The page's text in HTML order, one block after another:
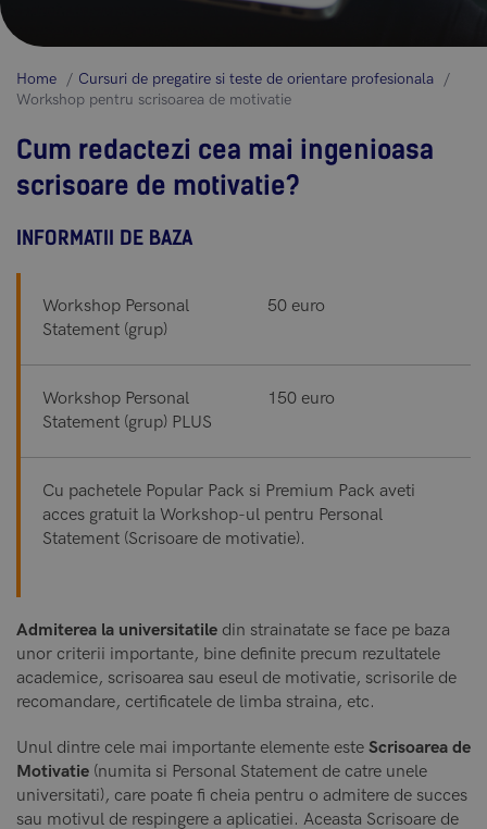
Home
Cursuri de pregatire si teste de orientare profesionala
Workshop pentru scrisoarea de motivatie
Cum redactezi cea mai ingenioasa
scrisoare de motivatie?
Admiterea la universitatile din strainatate se face pe baza
unor criterii importante, bine definite precum rezultatele
academice, scrisoarea sau eseul de motivatie, scrisorile de
recomandare, certificatele de limba straina, etc.
Unul dintre cele mai importante elemente este Scrisoarea de
Motivatie (numita si Personal Statement de catre unele
universitati), care poate fi cheia pentru o admitere de succes
sau motivul de respingere a aplicatiei. Aceasta Scrisoare de
INFORMATII DE BAZA
Workshop Personal
Statement (grup)
50 euro
Workshop Personal
Statement (grup) PLUS
150 euro
Cu pachetele Popular Pack si Premium Pack aveti
acces gratuit la Workshop-ul pentru Personal
Statement (Scrisoare de motivatie).